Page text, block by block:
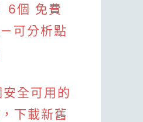
6個 免費
可分析點
全可用的
下載新舊